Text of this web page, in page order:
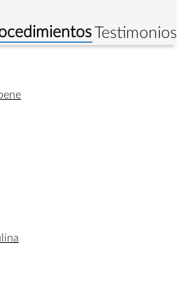
Testimonios